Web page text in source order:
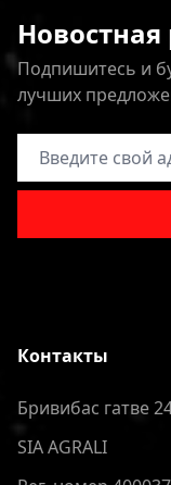
Новостная
Подпишитесь и
лучших
Адрес
Контакты
Бривибас гатве
SIA AGRALI